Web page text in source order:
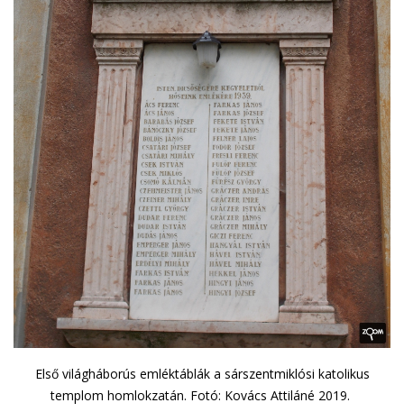
Első világháborús emléktáblák a sárszentmiklósi katolikus
templom homlokzatán. Fotó: Kovács Attiláné 2019.